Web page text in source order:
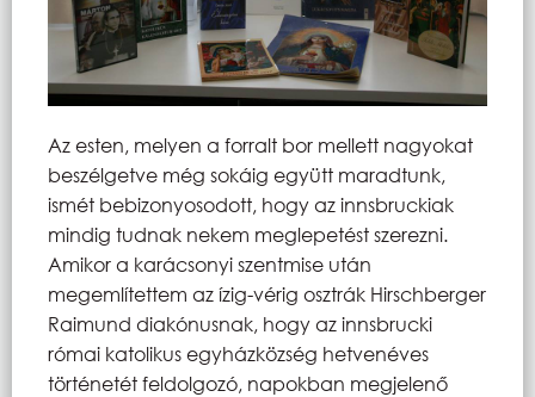
Az esten, melyen a forralt bor mellett nagyokat
beszélgetve még sokáig együtt maradtunk,
ismét bebizonyosodott, hogy az innsbruckiak
mindig tudnak nekem meglepetést szerezni.
Amikor a karácsonyi szentmise után
megemlítettem az ízig-vérig osztrák Hirschberger
Raimund diakónusnak, hogy az innsbrucki
római katolikus egyházközség hetvenéves
történetét feldolgozó, napokban megjelenő